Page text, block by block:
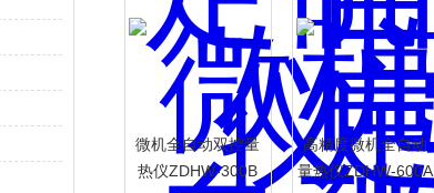
微机全自动双控量
热仪ZDHW-300B
高精度微机全自动
量热仪ZDHW-600A